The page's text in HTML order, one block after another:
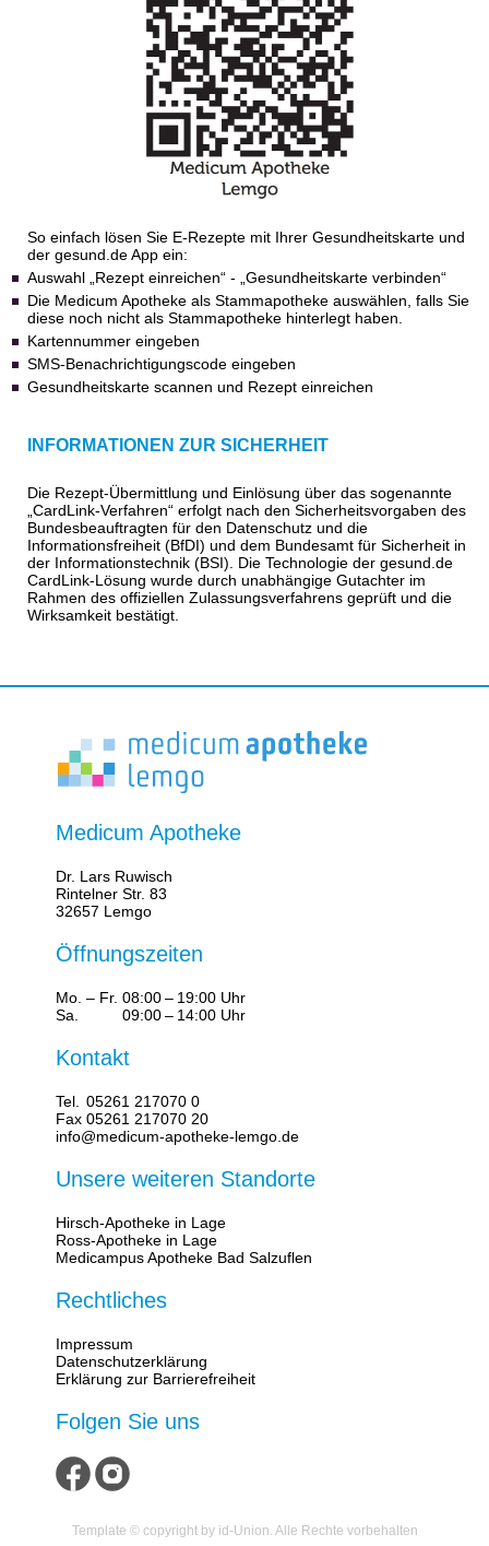
So einfach lösen Sie E-Rezepte mit Ihrer Gesundheitskarte und
der gesund.de App ein:
Auswahl „Rezept einreichen“ - „Gesundheitskarte verbinden“
Die Medicum Apotheke als Stammapotheke auswählen, falls Sie
diese noch nicht als Stammapotheke hinterlegt haben.
Kartennummer eingeben
SMS-Benachrichtigungscode eingeben
Gesundheitskarte scannen und Rezept einreichen
INFORMATIONEN ZUR SICHERHEIT
Die Rezept-Übermittlung und Einlösung über das sogenannte
„CardLink-Verfahren“ erfolgt nach den Sicherheitsvorgaben des
Bundesbeauftragten für den Datenschutz und die
Informationsfreiheit (BfDI) und dem Bundesamt für Sicherheit in
der Informationstechnik (BSI). Die Technologie der gesund.de
CardLink-Lösung wurde durch unabhängige Gutachter im
Rahmen des offiziellen Zulassungsverfahrens geprüft und die
Wirksamkeit bestätigt.
Medicum Apotheke
Dr. Lars Ruwisch
Rintelner Str. 83
32657 Lemgo
Öffnungszeiten
Mo. – Fr. 08:00 – 19:00 Uhr
Sa.
09:00 – 14:00 Uhr
Kontakt
Tel.
05261 217070 0
Fax 05261 217070 20
info@medicum-apotheke-lemgo.de
Unsere weiteren Standorte
Hirsch-Apotheke in Lage
Ross-Apotheke in Lage
Medicampus Apotheke Bad Salzuflen
Rechtliches
Impressum
Datenschutzerklärung
Erklärung zur Barrierefreiheit
Folgen Sie uns
Template © copyright by id-Union. Alle Rechte vorbehalten